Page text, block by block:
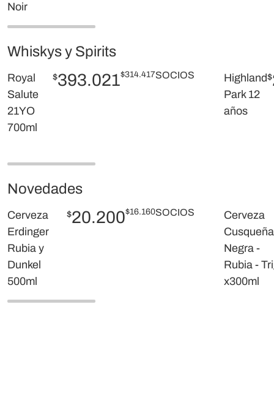
Noir
Whiskys y Spirits
Royal
Salute
21YO
700ml
$393.021$314.417SOCIOS
Highland
Park 12
años
$
Novedades
Cerveza
Erdinger
Rubia y
Dunkel
500ml
$20.200$16.160SOCIOS
Cerveza
Cusqueña
Negra -
Rubia -
x300ml